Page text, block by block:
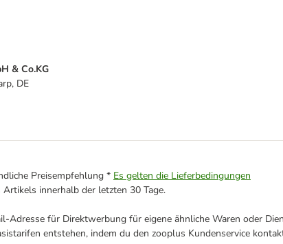
& Co.KG
DE
Preisempfehlung * Es gelten die Lieferbedingungen
innerhalb der letzten 30 Tage.
Adresse für Direktwerbung für eigene ähnliche Waren oder
entstehen, indem du den zooplus Kundenservice